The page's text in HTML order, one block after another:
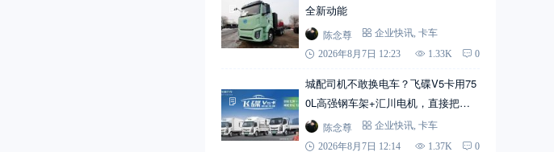
全新动能
陈念尊 企业快讯 卡车
2026年8月7日 12:23
1.33K 0
城配司机不敢换电车？飞碟V5卡用75
0L高强钢车架+汇川电机，直接把信
心拉满陈念尊 企业快讯 卡车
2026年8月7日 12:14
1.37K 0